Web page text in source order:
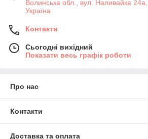
Волинська обл., вул. Наливайка 24а,
Україна
Контакти
Сьогодні вихідний
Показати весь графік роботи
Про нас
Контакти
Доставка та оплата